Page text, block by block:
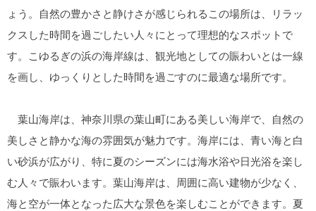
ょう。自然の豊かさと静けさが感じられるこの場所は、リラッ
クスした時間を過ごしたい人々にとって理想的なスポットで
す。こゆるぎの浜の海岸線は、観光地としての賑わいとは一線
を画し、ゆっくりとした時間を過ごすのに最適な場所です。
葉山海岸は、神奈川県の葉山町にある美しい海岸で、自然の
美しさと静かな海の雰囲気が魅力です。海岸には、青い海と白
い砂浜が広がり、特に夏のシーズンには海水浴や日光浴を楽し
む人々で賑わいます。葉山海岸は、周囲に高い建物が少なく、
海と空が一体となった広大な景色を楽しむことができます。夏